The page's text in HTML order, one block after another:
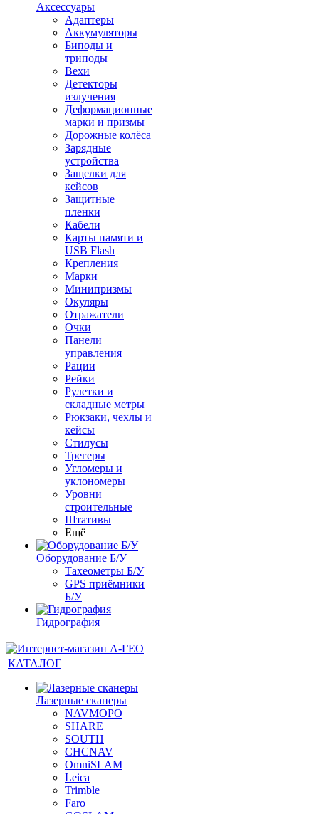
Аксессуары
Адаптеры
Аккумуляторы
Биподы и
триподы
Вехи
Детекторы
излучения
Деформационные
марки и призмы
Дорожные колёса
Зарядные
устройства
Защелки для
кейсов
Защитные
пленки
Кабели
Карты памяти и
USB Flash
Крепления
Марки
Минипризмы
Окуляры
Отражатели
Очки
Панели
управления
Рации
Рейки
Рулетки и
складные метры
Рюкзаки, чехлы и
кейсы
Стилусы
Трегеры
Угломеры и
уклономеры
Уровни
строительные
Штативы
Ещё
Оборудование Б/У
Тахеометры Б/У
GPS приёмники
Б/У
Гидрография
КАТАЛОГ
Лазерные сканеры
NAVMOPO
SHARE
SOUTH
CHCNAV
OmniSLAM
Leica
Trimble
Faro